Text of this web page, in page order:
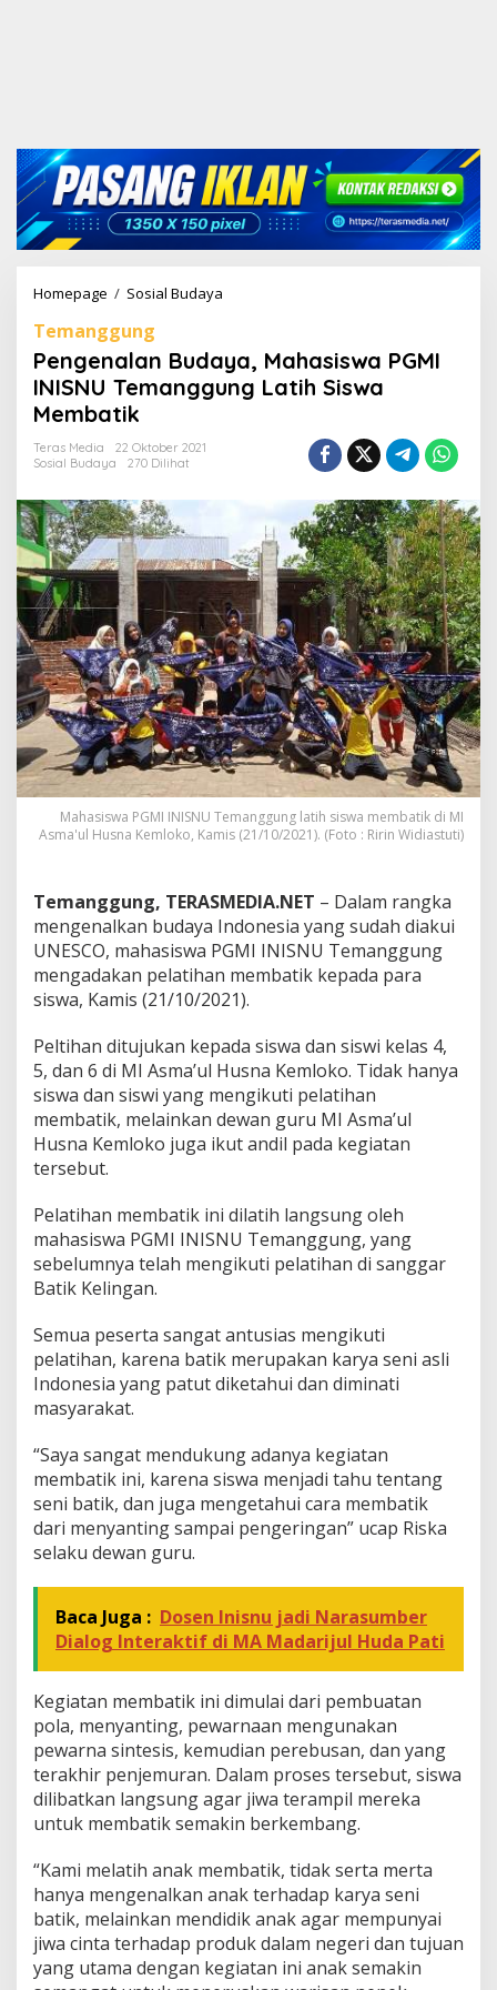
Homepage / Sosial Budaya
g
e
n
d
a
y
a
,
M
a
h
a
s
i
s
w
a
P
G
I
N
I
S
N
U
T
m
a
n
g
g
u
L
a
t
i
s
w
a
m
b
a
t
i
Temanggung
Pengenalan Budaya, Mahasiswa PGMI
INISNU Temanggung Latih Siswa
Membatik
Teras Media
22 Oktober 2021
Sosial Budaya
270 Dilihat
Mahasiswa PGMI INISNU Temanggung latih siswa membatik di MI
Asma'ul Husna Kemloko, Kamis (21/10/2021). (Foto : Ririn Widiastuti)
Temanggung, TERASMEDIA.NET – Dalam rangka
mengenalkan budaya Indonesia yang sudah diakui
UNESCO, mahasiswa PGMI INISNU Temanggung
mengadakan pelatihan membatik kepada para
siswa, Kamis (21/10/2021).
Peltihan ditujukan kepada siswa dan siswi kelas 4,
5, dan 6 di MI Asma’ul Husna Kemloko. Tidak hanya
siswa dan siswi yang mengikuti pelatihan
membatik, melainkan dewan guru MI Asma’ul
Husna Kemloko juga ikut andil pada kegiatan
tersebut.
Pelatihan membatik ini dilatih langsung oleh
mahasiswa PGMI INISNU Temanggung, yang
sebelumnya telah mengikuti pelatihan di sanggar
Batik Kelingan.
Semua peserta sangat antusias mengikuti
pelatihan, karena batik merupakan karya seni asli
Indonesia yang patut diketahui dan diminati
masyarakat.
“Saya sangat mendukung adanya kegiatan
membatik ini, karena siswa menjadi tahu tentang
seni batik, dan juga mengetahui cara membatik
dari menyanting sampai pengeringan” ucap Riska
selaku dewan guru.
Baca Juga : Dosen Inisnu jadi Narasumber
Dialog Interaktif di MA Madarijul Huda Pati
Kegiatan membatik ini dimulai dari pembuatan
pola, menyanting, pewarnaan mengunakan
pewarna sintesis, kemudian perebusan, dan yang
terakhir penjemuran. Dalam proses tersebut, siswa
dilibatkan langsung agar jiwa terampil mereka
untuk membatik semakin berkembang.
“Kami melatih anak membatik, tidak serta merta
hanya mengenalkan anak terhadap karya seni
batik, melainkan mendidik anak agar mempunyai
jiwa cinta terhadap produk dalam negeri dan tujuan
yang utama dengan kegiatan ini anak semakin